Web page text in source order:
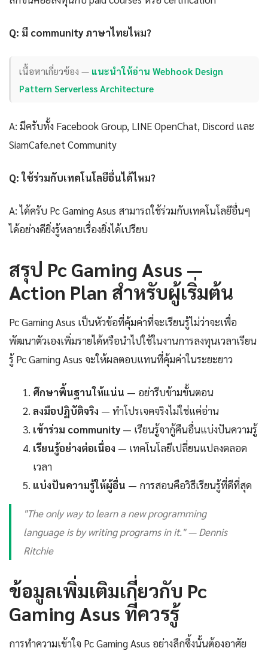
Q: มี community ภาษาไทยไหม?
เนื้อหาเกี่ยวข้อง — แนะนำให้อ่าน Webhook Design
Pattern Serverless Architecture
A: มีครับทั้ง Facebook Group, LINE OpenChat, Discord และ
SiamCafe.net Community
Q: ใช้ร่วมกับเทคโนโลยีอื่นได้ไหม?
A: ได้ครับ Pc Gaming Asus สามารถใช้ร่วมกับเทคโนโลยีอื่นๆ
ได้อย่างดียิ่งรู้หลายเรื่องยิ่งได้เปรียบ
สรุป Pc Gaming Asus —
Action Plan สำหรับผู้เริ่มต้น
Pc Gaming Asus เป็นหัวข้อที่คุ้มค่าที่จะเรียนรู้ไม่ว่าจะเพื่อ
พัฒนาตัวเองเพิ่มรายได้หรือนำไปใช้ในงานการลงทุนเวลาเรียน
รู้ Pc Gaming Asus จะให้ผลตอบแทนที่คุ้มค่าในระยะยาว
ศึกษาพื้นฐานให้แน่น — อย่ารีบข้ามขั้นตอน
ลงมือปฏิบัติจริง — ทำโปรเจคจริงไม่ใช่แค่อ่าน
เข้าร่วม community — เรียนรู้จากู้คืนอื่นแบ่งปันความรู้
เรียนรู้อย่างต่อเนื่อง — เทคโนโลยีเปลี่ยนแปลงตลอด
เวลา
แบ่งปันความรู้ให้ผู้อื่น — การสอนคือวิธีเรียนรู้ที่ดีที่สุด
"The only way to learn a new programming
language is by writing programs in it." — Dennis
Ritchie
ข้อมูลเพิ่มเติมเกี่ยวกับ Pc
Gaming Asus ที่ควรรู้
การทำความเข้าใจ Pc Gaming Asus อย่างลึกซึ้งนั้นต้องอาศัย